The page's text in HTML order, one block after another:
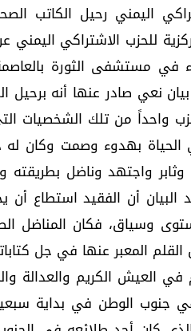
اليمني رحيل الكاتب
في مستشفى الثورة
نعي صادر عنها أنه برحيل
واحداً من تلك الشخصيات
بهدوء وصمت وكان له
وثابر واجتهد وناضل
البيان أن الفقيد استطاع
وسياق، فكان المناضل
المعبر عنها في جل
العيش الكريم والعدالة
14اكتوبر في جنوب الوطن في